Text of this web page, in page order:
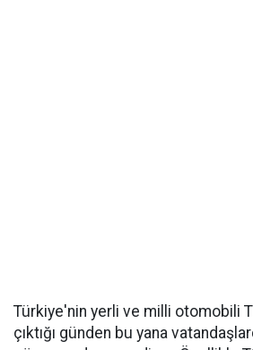
Türkiye'nin yerli ve milli otomobili
çıktığı günden bu yana